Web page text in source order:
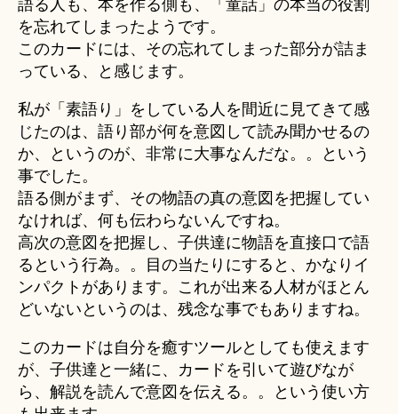
語る人も、本を作る側も、「童話」の本当の役割
を忘れてしまったようです。
このカードには、その忘れてしまった部分が詰ま
っている、と感じます。
私が「素語り」をしている人を間近に見てきて感
じたのは、語り部が何を意図して読み聞かせるの
か、というのが、非常に大事なんだな。。という
事でした。
語る側がまず、その物語の真の意図を把握してい
なければ、何も伝わらないんですね。
高次の意図を把握し、子供達に物語を直接口で語
るという行為。。目の当たりにすると、かなりイ
ンパクトがあります。これが出来る人材がほとん
どいないというのは、残念な事でもありますね。
このカードは自分を癒すツールとしても使えます
が、子供達と一緒に、カードを引いて遊びなが
ら、解説を読んで意図を伝える。。という使い方